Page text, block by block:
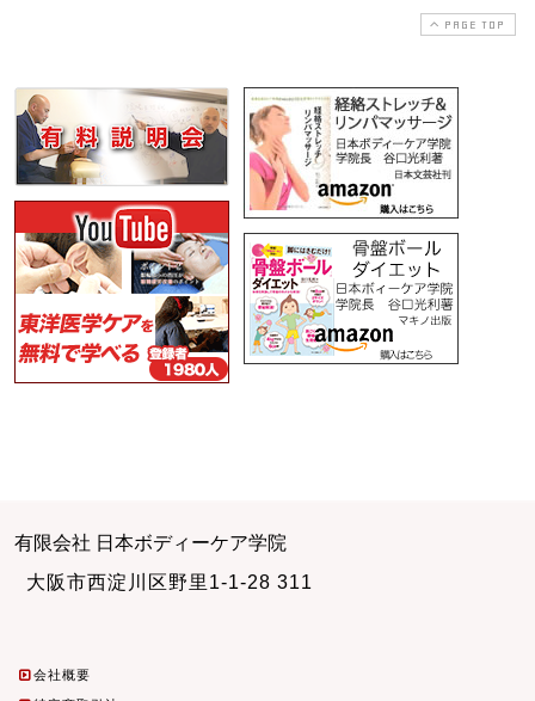
PAGE TOP
有限会社 日本ボディーケア学院
大阪市西淀川区野里1-1-28 311
会社概要